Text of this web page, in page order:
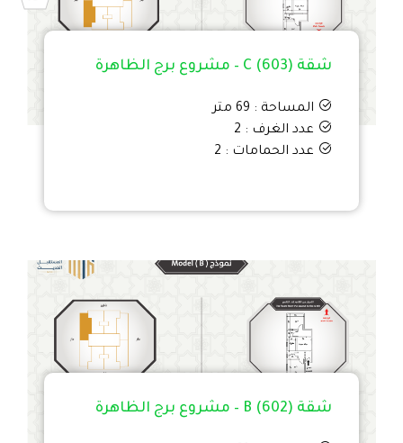
شقة C (603) – مشروع برج الظاهرة
المساحة : 69 متر
عدد الغرف : 2
عدد الحمامات : 2
شقة B (602) – مشروع برج الظاهرة